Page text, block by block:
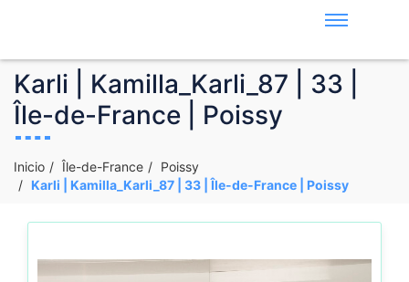
Karli | Kamilla_Karli_87 | 33 |
Île-de-France | Poissy
Inicio Île-de-France
Poissy
Karli | Kamilla_Karli_87 | 33 | Île-de-France | Poissy